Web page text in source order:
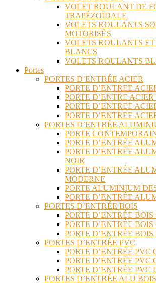
VOLET ROULANT DE
TRAPÉZOÏDALE
VOLETS ROULANTS
MOTORISÉS
VOLETS ROULANTS
BLANCS
VOLETS ROULANTS
Portes
PORTES D’ENTRÉE ACIER
PORTE D’ENTREE
PORTE D’ENTRE
PORTE D’ENTREE
PORTE D’ENTREE
PORTES D’ENTRÉE
PORTE
PORTE D’ENTRÉE
PORTE D’ENTRÉE
NOIR
PORTE D’ENTRÉE
MODERNE
PORTE ALUMINIUM
PORTE D’ENTRÉE
PORTES D’ENTRÉE BOIS
PORTE D’ENTRÉE BOIS
PORTE D’ENTRÉE BOIS
PORTE D’ENTRÉE
PORTES D’ENTRÉE PVC
PORTE D’ENTRÉE PVC
PORTE D’ENTRÉE PVC
PORTE D’ENTRÉE PVC
PORTES D’ENTRÉE ALU BOIS